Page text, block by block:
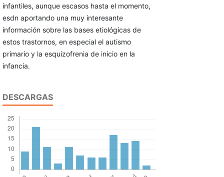
infantiles, aunque escasos hasta el momento,
esdn aportando una muy interesante
información sobre las bases etiológicas de
estos trastornos, en especial el autismo
primario y la esquizofrenia de inicio en la
infancia.
DESCARGAS